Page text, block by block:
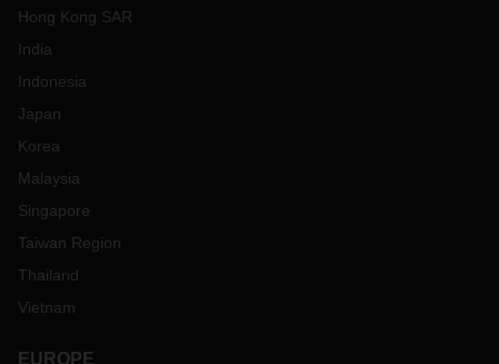
Hong Kong SAR
India
Indonesia
Japan
Korea
Malaysia
Singapore
Taiwan Region
Thailand
Vietnam
EUROPE